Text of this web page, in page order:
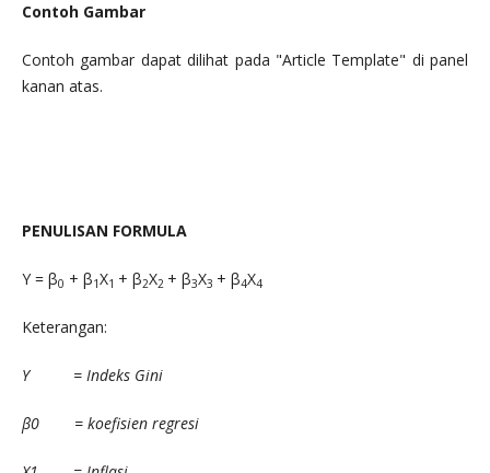
Contoh Gambar
Contoh gambar dapat dilihat pada "Article Template" di panel
kanan atas.
PENULISAN FORMULA
Y = β0 + β1X1 + β2X2 + β3X3 + β4X4
Keterangan:
Y = Indeks Gini
β0 = koefisien regresi